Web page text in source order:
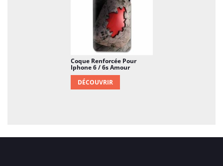
Coque Renforcée Pour
Iphone 6 / 6s Amour
DÉCOUVRIR